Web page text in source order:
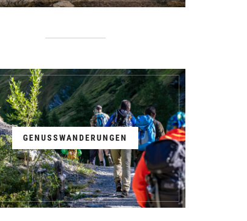
GENUSSWANDERUNGEN